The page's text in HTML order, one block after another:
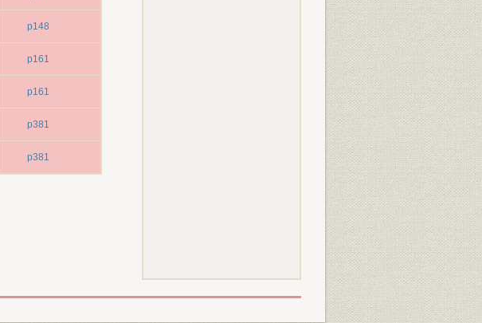
p148
p161
p161
p381
p381